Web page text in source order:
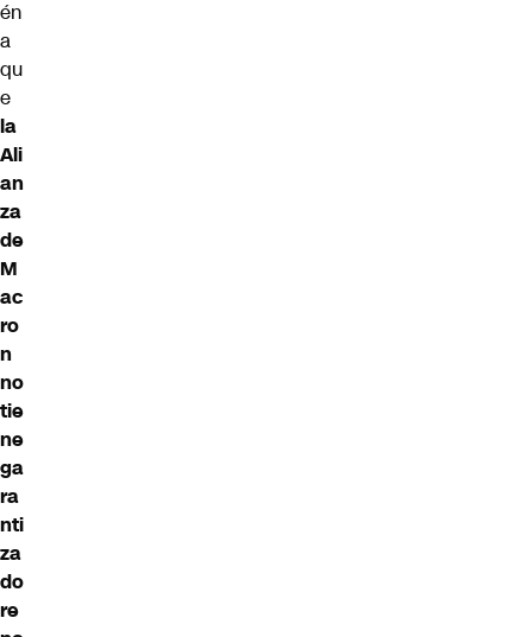
én
a
qu
e
la
Ali
an
za
de
M
ac
ro
n
no
tie
ne
ga
ra
nti
za
do
re